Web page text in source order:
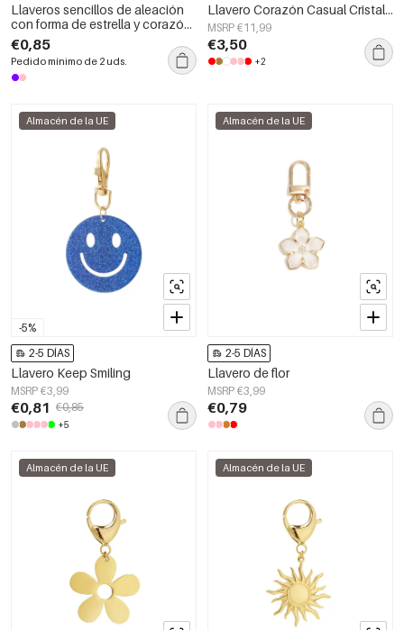
Llaveros sencillos de aleación
con forma de estrella y corazón
de color sólido de la serie Daily
Heart
€0,85
Pedido mínimo de 2 uds.
Llavero Corazón Casual Cristal Accesorios Diarios
MSRP €11,99
€3,50
+2
-5%
Almacén de la UE
2-5 DÍAS
Llavero Keep Smiling
MSRP €3,99
€0,81 €0,85
+5
Almacén de la UE
2-5 DÍAS
Llavero de flor
MSRP €3,99
€0,79
Almacén de la UE Almacén de la UE